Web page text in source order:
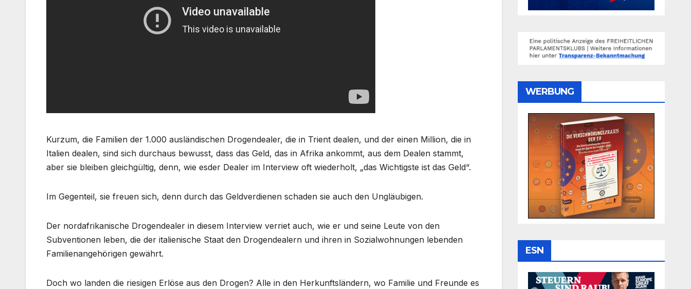
Kurzum, die Familien der 1.000 ausländischen Drogendealer, die in Trient dealen, und der einen Million, die in
Italien dealen, sind sich durchaus bewusst, dass das Geld, das in Afrika ankommt, aus dem Dealen stammt,
aber sie bleiben gleichgültig, denn, wie esder Dealer im Interview oft wiederholt, „das Wichtigste ist das Geld“.
Im Gegenteil, sie freuen sich, denn durch das Geldverdienen schaden sie auch den Ungläubigen.
Der nordafrikanische Drogendealer in diesem Interview verriet auch, wie er und seine Leute von den
Subventionen leben, die der italienische Staat den Drogendealern und ihren in Sozialwohnungen lebenden
Familienangehörigen gewährt.
Doch wo landen die riesigen Erlöse aus den Drogen? Alle in den Herkunftsländern, wo Familie und Freunde es
WERBUNG
ESN